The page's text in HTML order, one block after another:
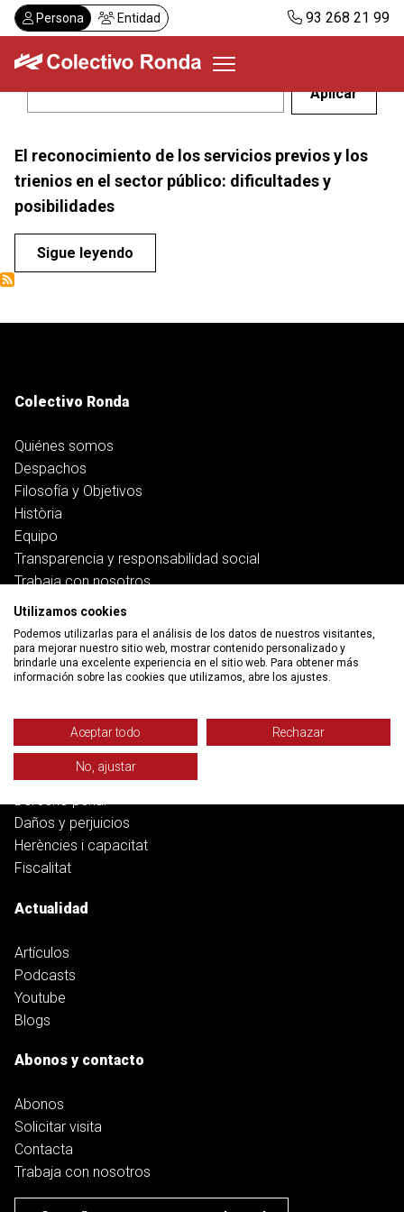
Pasar
al
contenido
Persona Entidad 93 268 21 99
Servicios
Actualidad
Despachos
Solicitar visita
Abonos
El reconocimiento de los servicios previos y los
trienios en el sector público: dificultades y
posibilidades
Sigue leyendo
Colectivo Ronda
Quiénes somos
Despachos
Filosofía y Objetivos
Història
Equipo
Transparencia y responsabilidad social
Trabaja con nosotros
Servicios
Trabajo
Banca, deuda y ciberfraudes
Familia
Función pública
Derecho penal
Daños y perjuicios
Herències i capacitat
Fiscalitat
Actualidad
Artículos
Podcasts
Youtube
Blogs
Abonos y contacto
Abonos
Solicitar visita
Contacta
Trabaja con nosotros
Utilizamos cookies
Podemos utilizarlas para el análisis de los datos de nuestros visitantes,
para mejorar nuestro sitio web, mostrar contenido personalizado y
brindarle una excelente experiencia en el sitio web. Para obtener más
información sobre las cookies que utilizamos, abre los ajustes.
Aceptar todo Rechazar
No, ajustar